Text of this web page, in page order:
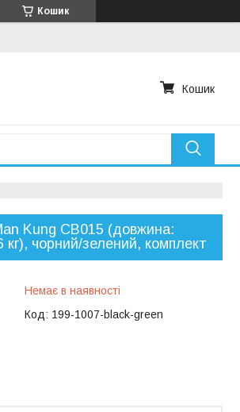
Кошик
Кошик
Kung CB015 (довжина:
чорний/зелений, комплект
Немає в наявності
Код: 199-1007-black-green